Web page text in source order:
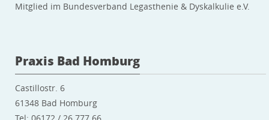
Mitglied im Bundesverband Legasthenie & Dyskalkulie e.V.
Praxis Bad Homburg
Castillostr. 6
61348 Bad Homburg